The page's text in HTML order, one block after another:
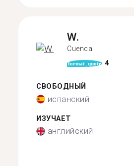
W.
Cuenca
format_quote 4
СВОБОДНЫЙ
испанский
ИЗУЧАЕТ
английский